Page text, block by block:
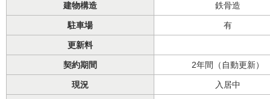
建物構造 鉄骨造
駐車場 有
更新料
契約期間 2年間（自動更新）
現況 入居中